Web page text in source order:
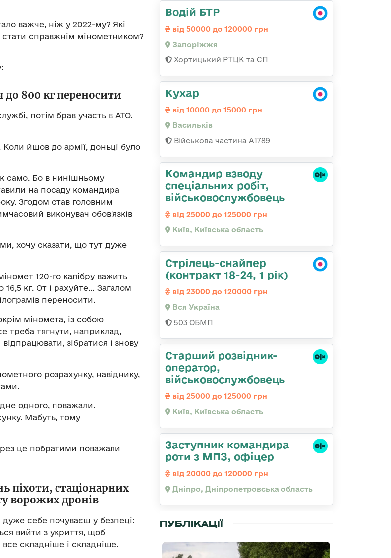
важче, ніж у 2022-му? Які
справжнім мінометником?
до 800 кг переносити
потім брав участь в АТО.
йшов до армії, доньці було
само. Бо в нинішньому
на посаду командира
Згодом став головним
виконувач обов’язків
хочу сказати, що тут дуже
120-го калібру важить
16,5 кг. От і рахуйте… Загалом
переносити.
міномета, із собою
треба тягнути, наприклад,
зібратися і знову
розрахунку, навіднику,
одного, поважали.
Мабуть, тому
це побратими поважали
піхоти, стаціонарних
ворожих дронів
себе почуваєш у безпеці:
вийти з укриття, щоб
складніше і складніше.
Водій БТР
від 50000 до 120000 грн
Запоріжжя
Хортицький РТЦК та СП
Кухар
від 10000 до 15000 грн
Васильків
Військова частина А1789
Командир взводу
спеціальних робіт,
військовослужбовець
від 25000 до 125000 грн
Київ, Київська область
Стрілець-снайпер
(контракт 18-24, 1 рік)
від 23000 до 120000 грн
Вся Україна
503 ОБМП
Стаpший pозвідник-
опеpатоp,
військовослужбовець
від 25000 до 125000 грн
Київ, Київська область
Заступник командира
роти з МПЗ, офіцер
від 20000 до 120000 грн
Дніпро, Дніпропетровська область
ПУБЛІКАЦІЇ